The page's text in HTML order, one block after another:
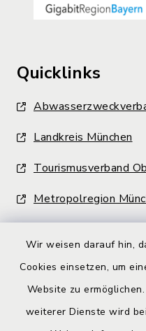
Wir weisen darauf hin,
Cookies einsetzen, um
Website zu
weiterer Dienste wird
Quicklinks
Landkreis München
Tourismusverband
Metropolregion